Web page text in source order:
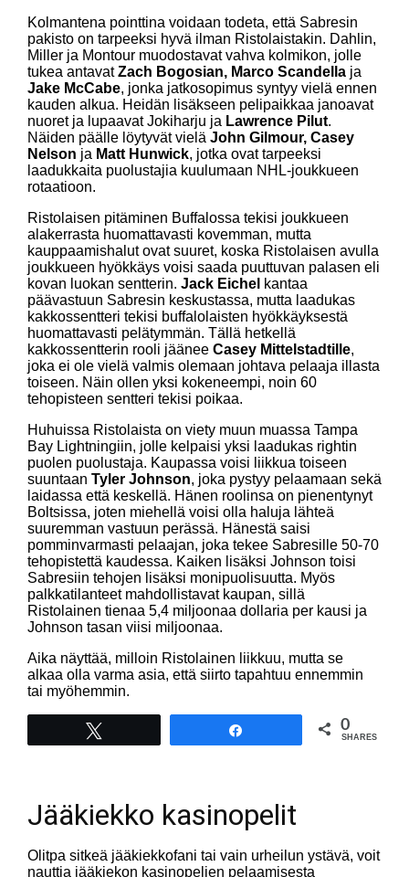
Kolmantena pointtina voidaan todeta, että Sabresin
pakisto on tarpeeksi hyvä ilman Ristolaistakin. Dahlin,
Miller ja Montour muodostavat vahva kolmikon, jolle
tukea antavatZach Bogosian, Marco Scandella ja
Jake McCabe, jonka jatkosopimus syntyy vielä ennen
kauden alkua. Heidän lisäkseen pelipaikkaa janoavat
nuoret ja lupaavat Jokiharju ja Lawrence Pilut.
Näiden päälle löytyvät vielä John Gilmour, Casey
Nelson ja Matt Hunwick, jotka ovat tarpeeksi
laadukkaita puolustajia kuulumaan NHL-joukkueen
rotaatioon.
Ristolaisen pitäminen Buffalossa tekisi joukkueen
alakerrasta huomattavasti kovemman, mutta
kauppaamishalut ovat suuret, koska Ristolaisen avulla
joukkueen hyökkäys voisi saada puuttuvan palasen eli
kovan luokan sentterin. Jack Eichel kantaa
päävastuun Sabresin keskustassa, mutta laadukas
kakkossentteri tekisi buffalolaisten hyökkäyksestä
huomattavasti pelätymmän. Tällä hetkellä
kakkossentterin rooli jäänee Casey Mittelstadtille,
joka ei ole vielä valmis olemaan johtava pelaaja illasta
toiseen. Näin ollen yksi kokeneempi, noin 60
tehopisteen sentteri tekisi poikaa.
Huhuissa Ristolaista on viety muun muassa Tampa
Bay Lightningiin, jolle kelpaisi yksi laadukas rightin
puolen puolustaja. Kaupassa voisi liikkua toiseen
suuntaan Tyler Johnson, joka pystyy pelaamaan sekä
laidassa että keskellä. Hänen roolinsa on pienentynyt
Boltsissa, joten miehellä voisi olla haluja lähteä
suuremman vastuun perässä. Hänestä saisi
pomminvarmasti pelaajan, joka tekee Sabresille 50-70
tehopistettä kaudessa. Kaiken lisäksi Johnson toisi
Sabresiin tehojen lisäksi monipuolisuutta. Myös
palkkatilanteet mahdollistavat kaupan, sillä
Ristolainen tienaa 5,4 miljoonaa dollaria per kausi ja
Johnson tasan viisi miljoonaa.
Aika näyttää, milloin Ristolainen liikkuu, mutta se
alkaa olla varma asia, että siirto tapahtuu ennemmin
tai myöhemmin.
0
SHARES
Jääkiekko kasinopelit
Olitpa sitkeä jääkiekkofani tai vain urheilun ystävä, voit
nauttia jääkiekon kasinopelien pelaamisesta